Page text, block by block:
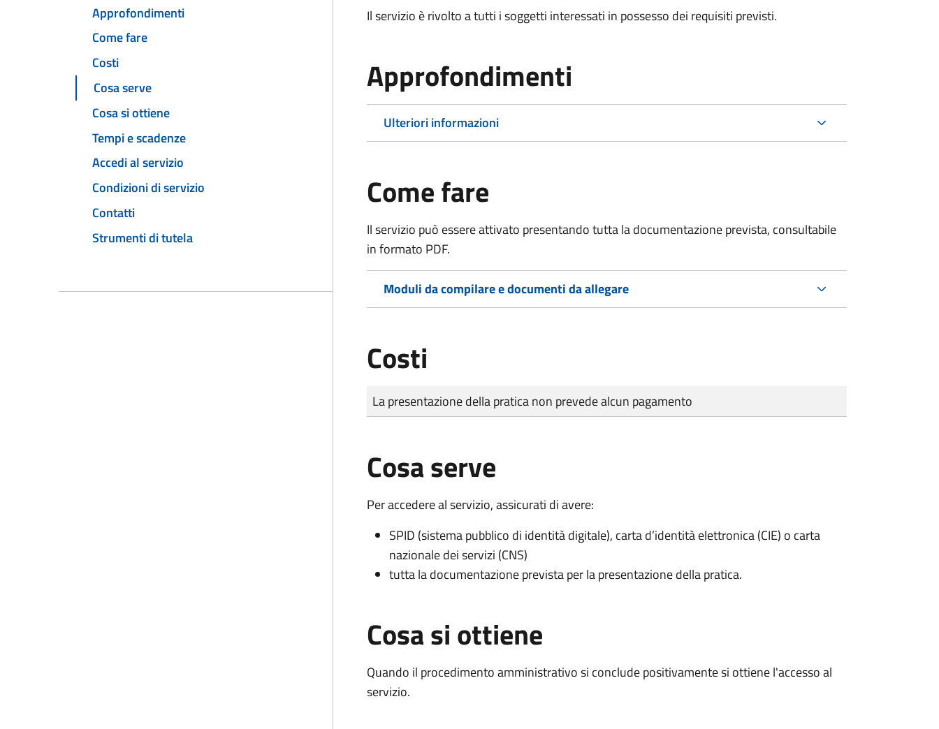
Approfondimenti
Come fare
Costi
Cosa serve
Cosa si ottiene
Tempi e scadenze
Accedi al servizio
Condizioni di servizio
Contatti
Strumenti di tutela
Il servizio è rivolto a tutti i soggetti interessati in possesso dei requisiti previsti.
Approfondimenti
Ulteriori informazioni
Come fare
Il servizio può essere attivato presentando tutta la documentazione prevista, consultabile
in formato PDF.
Moduli da compilare e documenti da allegare
Costi
Tipo di pagamento
Importo
La presentazione della pratica non prevede alcun pagamento
Cosa serve
Per accedere al servizio, assicurati di avere:
SPID (sistema pubblico di identità digitale), carta d’identità elettronica (CIE) o carta
nazionale dei servizi (CNS)
tutta la documentazione prevista per la presentazione della pratica.
Cosa si ottiene
Quando il procedimento amministrativo si conclude positivamente si ottiene l'accesso al
servizio.